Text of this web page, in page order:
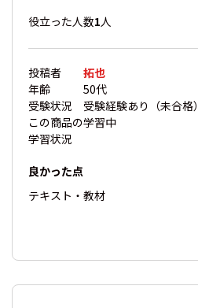
役立った人数1人
投稿者
拓也
年齢
50代
受験状況
受験経験あり（未合格）
この商品の
学習状況
学習中
良かった点
テキスト・教材